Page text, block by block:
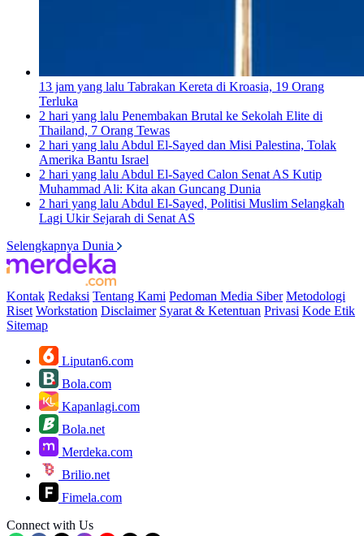
13 jam yang lalu Tabrakan Kereta di Kroasia, 19 Orang
Terluka
2 hari yang lalu Penembakan Brutal ke Sekolah Elite di
Thailand, 7 Orang Tewas
2 hari yang lalu Abdul El-Sayed dan Misi Palestina, Tolak
Amerika Bantu Israel
2 hari yang lalu Abdul El-Sayed Calon Senat AS Kutip
Muhammad Ali: Kita akan Guncang Dunia
2 hari yang lalu Abdul El-Sayed, Politisi Muslim Selangkah
Lagi Ukir Sejarah di Senat AS
Selengkapnya Dunia
Kontak Redaksi Tentang Kami Pedoman Media Siber Metodologi
Riset Workstation Disclaimer Syarat & Ketentuan Privasi Kode Etik
Sitemap
Liputan6.com
Bola.com
Kapanlagi.com
Bola.net
Merdeka.com
Brilio.net
Fimela.com
Connect with Us